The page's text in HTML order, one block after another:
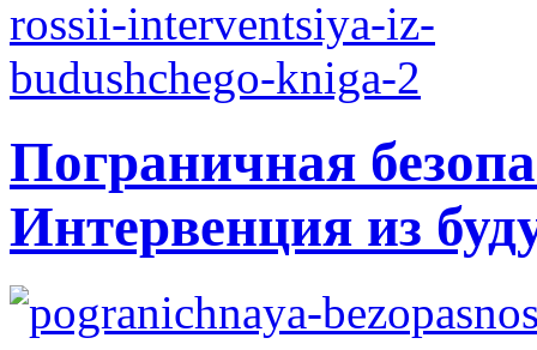
Пограничная
Интервенция из